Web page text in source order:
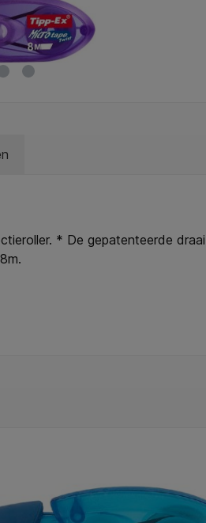
* De gepatenteerde